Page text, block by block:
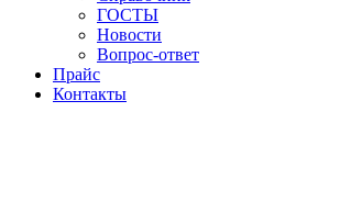
ГОСТЫ
Новости
Вопрос-ответ
Прайс
Контакты